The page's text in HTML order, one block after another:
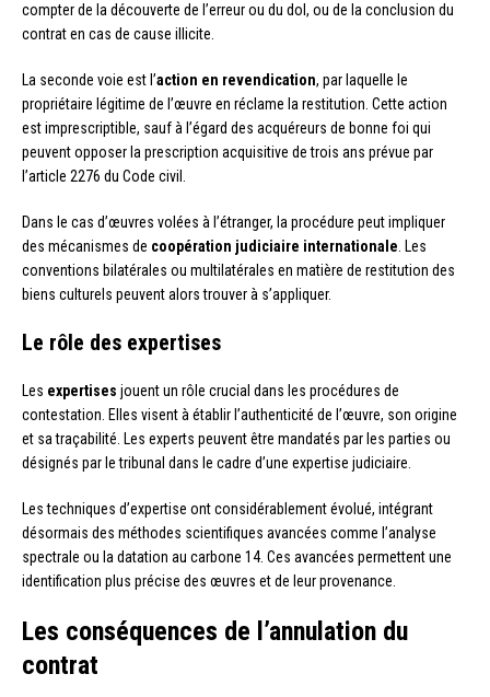
compter de la découverte de l’erreur ou du dol, ou de la conclusion du
contrat en cas de cause illicite.
La seconde voie est l’action en revendication, par laquelle le
propriétaire légitime de l’œuvre en réclame la restitution. Cette action
est imprescriptible, sauf à l’égard des acquéreurs de bonne foi qui
peuvent opposer la prescription acquisitive de trois ans prévue par
l’article 2276 du Code civil.
Dans le cas d’œuvres volées à l’étranger, la procédure peut impliquer
des mécanismes de coopération judiciaire internationale . Les
conventions bilatérales ou multilatérales en matière de restitution des
biens culturels peuvent alors trouver à s’appliquer.
Le rôle des expertises
Les expertises jouent un rôle crucial dans les procédures de
contestation. Elles visent à établir l’authenticité de l’œuvre, son origine
et sa traçabilité. Les experts peuvent être mandatés par les parties ou
désignés par le tribunal dans le cadre d’une expertise judiciaire.
Les techniques d’expertise ont considérablement évolué, intégrant
désormais des méthodes scientifiques avancées comme l’analyse
spectrale ou la datation au carbone 14. Ces avancées permettent une
identification plus précise des œuvres et de leur provenance.
Les conséquences de l’annulation du
contrat